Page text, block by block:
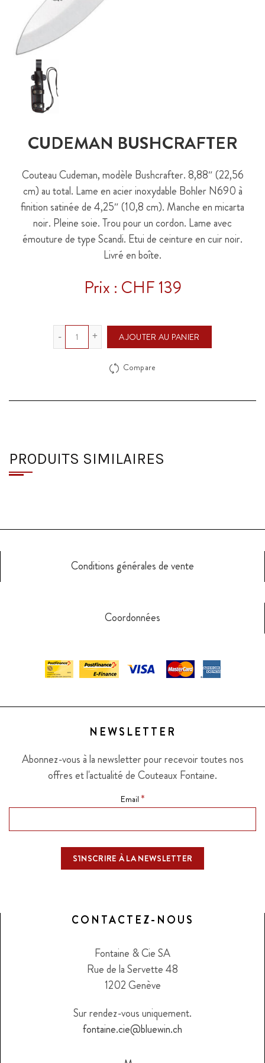
CUDEMAN BUSHCRAFTER
Couteau Cudeman, modèle Bushcrafter. 8,88″ (22,56
cm) au total. Lame en acier inoxydable Bohler N690 à
finition satinée de 4,25″ (10,8 cm). Manche en micarta
noir. Pleine soie. Trou pour un cordon. Lame avec
émouture de type Scandi. Etui de ceinture en cuir noir.
Livré en boîte.
Prix : CHF 139
Quantité
AJOUTER AU PANIER
Compare
PRODUITS SIMILAIRES
Conditions générales de vente
Coordonnées
NEWSLETTER
Abonnez-vous à la newsletter pour recevoir toutes nos
offres et l'actualité de Couteaux Fontaine.
Email *
CONTACTEZ-NOUS
Fontaine & Cie SA
Rue de la Servette 48
1202 Genève
Sur rendez-vous uniquement.
fontaine.cie@bluewin.ch